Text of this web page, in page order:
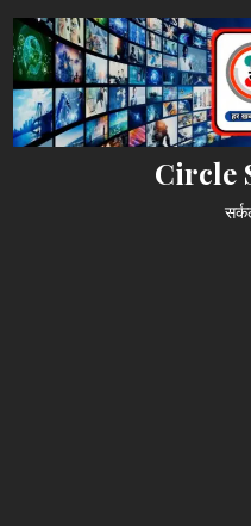
to
content
Circle